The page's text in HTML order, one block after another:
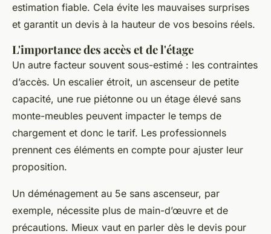
estimation fiable. Cela évite les mauvaises surprises
et garantit un devis à la hauteur de vos besoins réels.
L'importance des accès et de l'étage
Un autre facteur souvent sous-estimé : les contraintes
d’accès. Un escalier étroit, un ascenseur de petite
capacité, une rue piétonne ou un étage élevé sans
monte-meubles peuvent impacter le temps de
chargement et donc le tarif. Les professionnels
prennent ces éléments en compte pour ajuster leur
proposition.
Un déménagement au 5e sans ascenseur, par
exemple, nécessite plus de main-d’œuvre et de
précautions. Mieux vaut en parler dès le devis pour